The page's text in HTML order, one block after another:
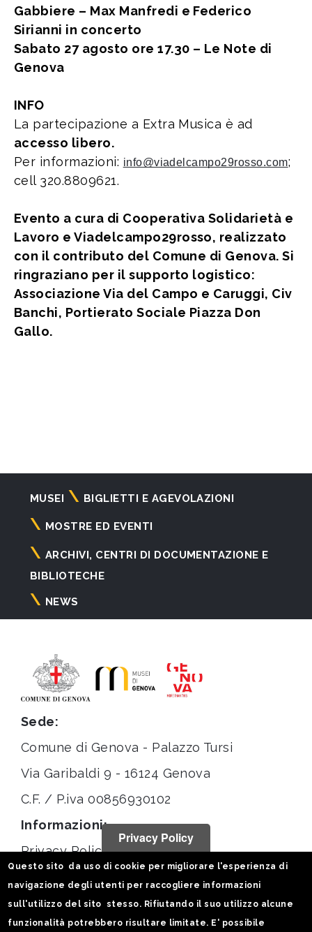
Gabbiere – Max Manfredi e Federico
Sirianni in concerto
Sabato 27 agosto ore 17.30 – Le Note di
Genova
INFO
La partecipazione a Extra Musica è ad
accesso libero.
Per informazioni: info@viadelcampo29rosso.com;
cell 320.8809621.
Evento a cura di Cooperativa Solidarietà e
Lavoro e Viadelcampo29rosso, realizzato
con il contributo del Comune di Genova. Si
ringraziano per il supporto logistico:
Associazione Via del Campo e Caruggi, Civ
Banchi, Portierato Sociale Piazza Don
Gallo.
Navigazione
principale
MUSEI BIGLIETTI E AGEVOLAZIONI
MOSTRE ED EVENTI
ARCHIVI, CENTRI DI DOCUMENTAZIONE E
BIBLIOTECHE
NEWS
Sede:
Comune di Genova - Palazzo Tursi
Via Garibaldi 9 - 16124 Genova
C.F. / P.iva 00856930102
Informazioni:
Privacy Policy
Statistiche
Seguici su:
Privacy Policy
Questo sito da uso di cookie per migliorare l'esperienza di
navigazione degli utenti per raccogliere informazioni
sull'utilizzo del sito stesso. Rifiutando il suo utilizzo alcune
funzionalità potrebbero risultare limitate. E' possibile